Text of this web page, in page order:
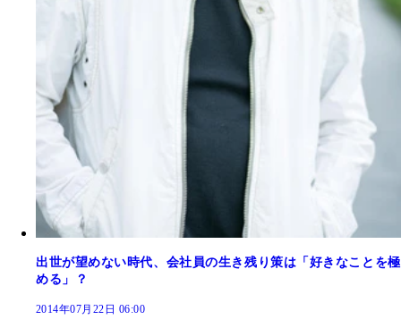
出世が望めない時代、会社員の生き残り策は「好きなことを極
める」？
2014年07月22日 06:00